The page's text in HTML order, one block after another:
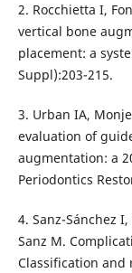
2. Rocchietta I,
vertical bone
placement: a
Suppl):203-215.
3. Urban IA,
evaluation of
augmentation: a
Periodontics
4. Sanz-Sánchez
Sanz M.
Classification and